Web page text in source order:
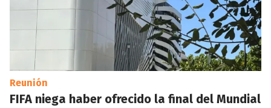
Reunión
FIFA niega haber ofrecido la final del Mundial